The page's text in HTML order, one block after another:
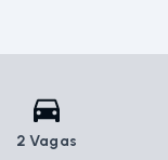
2 Vagas